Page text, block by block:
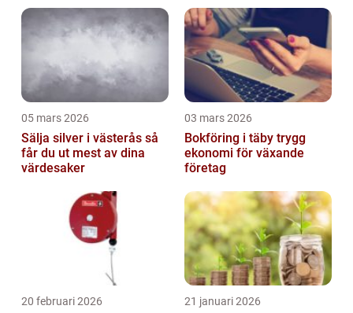
05 mars 2026
Sälja silver i västerås så
får du ut mest av dina
värdesaker
03 mars 2026
Bokföring i täby trygg
ekonomi för växande
företag
20 februari 2026 21 januari 2026